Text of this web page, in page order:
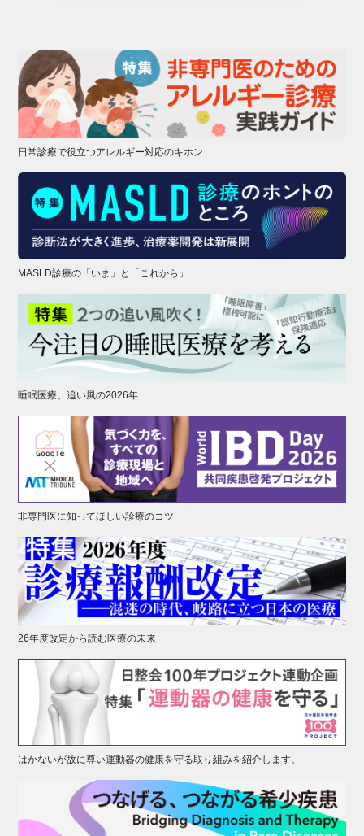
日常診療で役立つアレルギー対応のキホン
MASLD診療の「いま」と「これから」
睡眠医療、追い風の2026年
非専門医に知ってほしい診療のコツ
26年度改定から読む医療の未来
はかないが故に尊い運動器の健康を守る取り組みを紹介します。